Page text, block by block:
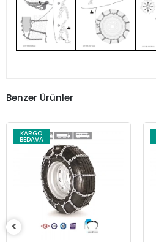
Benzer Ürünler
KARGO
BEDAVA